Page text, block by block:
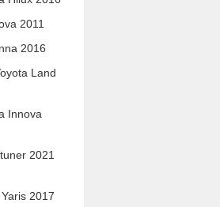
2011
2016
Land
Innova
2021
2017